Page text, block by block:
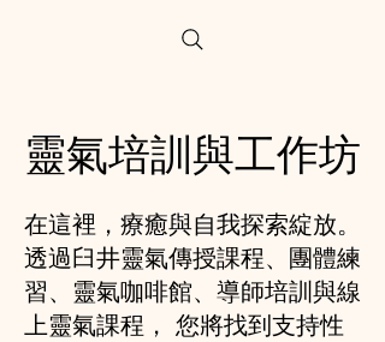
靈氣培訓與工作坊
在這裡，療癒與自我探索綻放。
透過臼井靈氣傳授課程、團體練
習、靈氣咖啡館、導師培訓與線
上靈氣課程， 您將找到支持性